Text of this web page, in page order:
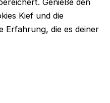
Genieße den
Kief und die
Erfahrung, die es deiner